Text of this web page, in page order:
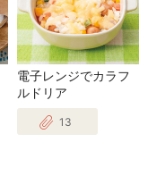
電子レンジでカラフ
ルドリア
13